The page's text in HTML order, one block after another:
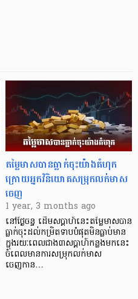
តម្លៃមាសបានធ្លាក់ចុះយ៉ាងគំហុក
ក្រោយអ្នកវិនិយោគសម្រុកលក់មាស
ចេញ
1 year, 3 months ago
នៅថ្ងៃចន្ទ ដើមសប្តាហ៍នេះតម្លៃមាសបាន
ធ្លាក់ចុះដល់កម្រិតទាបបំផុតមិនធ្លាប់មាន
ក្នុងរយៈពេលជាង៣សប្តាហ៍កន្លងមកនេះ
ចំពេលមានការសម្រុកលក់មាស
ចេញកាន…